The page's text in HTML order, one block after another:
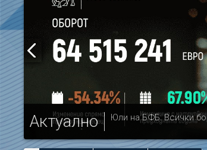
Актуално Юли на БФБ: Всички